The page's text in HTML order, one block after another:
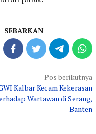
SEBARKAN
Pos berikutnya
Kalbar Kecam Kekerasan
Wartawan di Serang,
Banten